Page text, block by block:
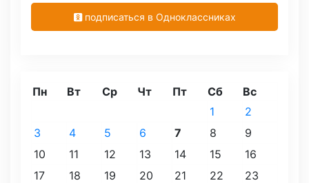
подписаться в Одноклассниках
Пн Вт Ср Чт Пт Сб Вс
1
2
3
4 5 6 7 8
9
10
11 12 13 14 15
16
17
18 19 20 21 22
23